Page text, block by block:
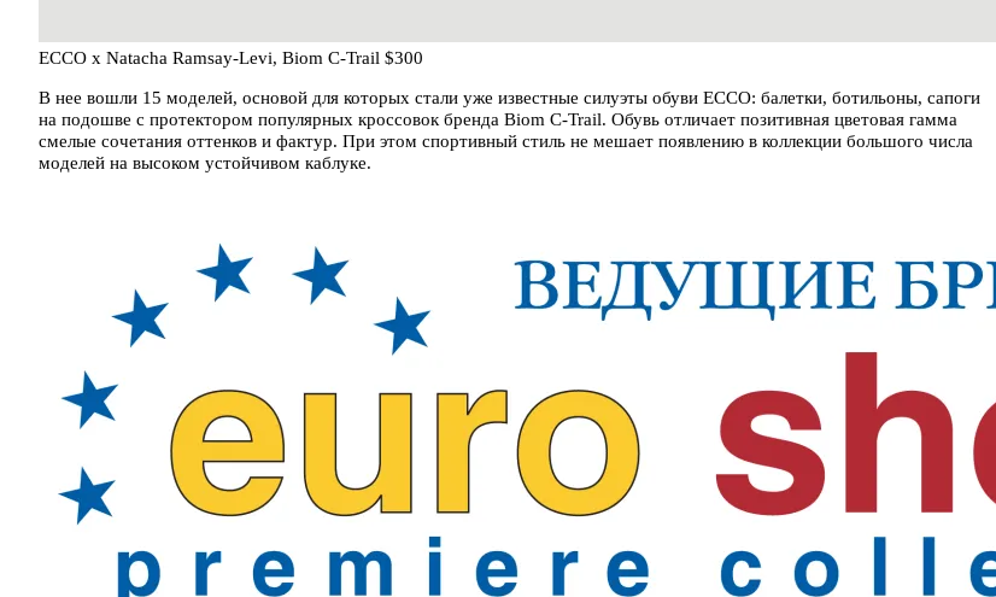
ECCO x Natacha Ramsay-Levi, Biom C-Trail $300
В нее вошли 15 моделей, основой для которых стали уже известные силуэты обуви ECCO: балетки, ботильоны, сапоги
на подошве с протектором популярных кроссовок бренда Biom C-Trail. Обувь отличает позитивная цветовая гамма
смелые сочетания оттенков и фактур. При этом спортивный стиль не мешает появлению в коллекции большого числа
моделей на высоком устойчивом каблуке.